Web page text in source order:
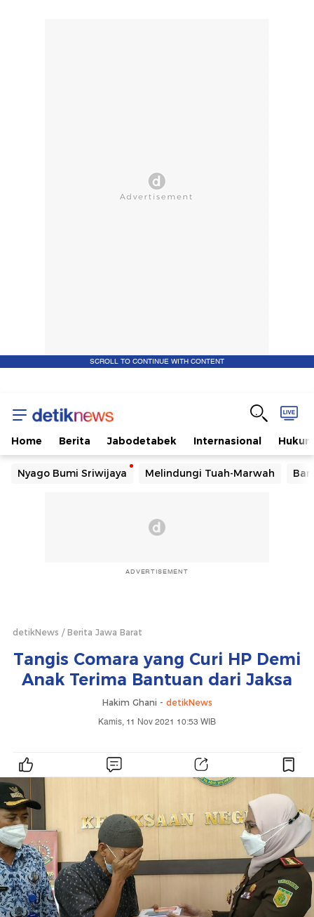
SCROLL TO CONTINUE WITH CONTENT
Home Berita Jabodetabek Internasional Hukum
Nyago Bumi Sriwijaya Melindungi Tuah-Marwah
ADVERTISEMENT
detikNews Berita Jawa Barat
Tangis Comara yang Curi HP Demi
Anak Terima Bantuan dari Jaksa
Hakim Ghani - detikNews
Kamis, 11 Nov 2021 10:53 WIB